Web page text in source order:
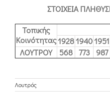
ΣΤΟΙΧΕΙΑ
Τοπικής
Κοινότητας192819401951
ΛΟΥΤΡΟΥ
568 773 987
Λουτρός